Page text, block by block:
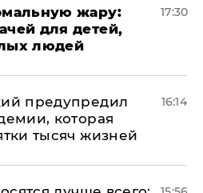
жару:
для детей,
людей
17:30
предупредил
которая
тысяч жизней
16:14